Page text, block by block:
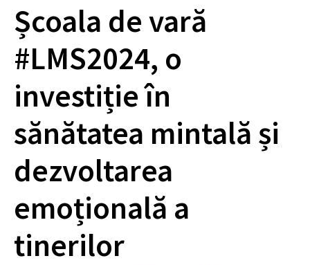
Școala de vară
#LMS2024, o
investiție în
sănătatea mintală și
dezvoltarea
emoțională a
tinerilor